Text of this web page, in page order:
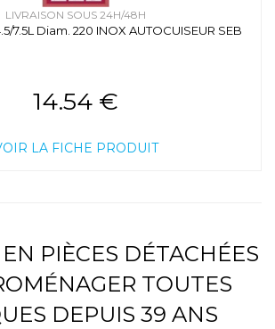
LIVRAISON SOUS 24H/48H
7.5L Diam. 220 INOX AUTOCUISEUR SEB
14.54 €
LA FICHE PRODUIT
PIÈCES DÉTACHÉES
TOUTES
DEPUIS 39 ANS